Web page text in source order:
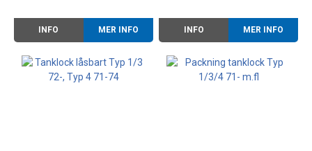
INFO MER INFO INFO MER INFO